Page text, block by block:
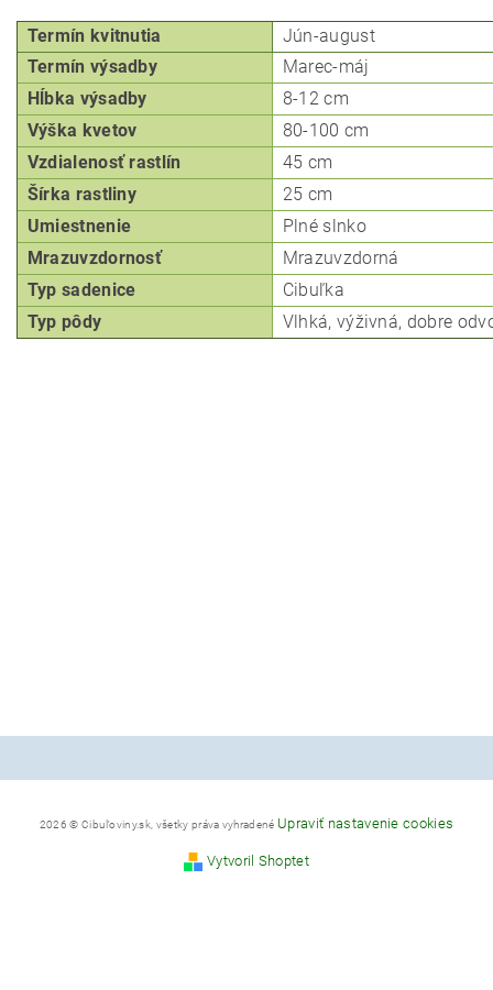
Termín kvitnutia
Jún-august
Termín výsadby
Marec-máj
Hĺbka výsadby
8-12 cm
Výška kvetov
80-100 cm
Vzdialenosť rastlín
45 cm
Šírka rastliny
25 cm
Umiestnenie
Plné slnko
Mrazuvzdornosť
Mrazuvzdorná
Typ sadenice
Cibuľka
Typ pôdy
Vlhká, výživná, dobre
2026 © Cibuľoviny.sk, všetky práva vyhradené Upraviť nastavenie cookies
Vytvoril Shoptet